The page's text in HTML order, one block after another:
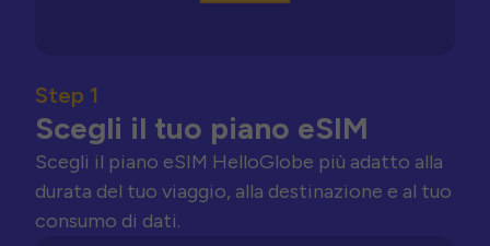
Step 1
Scegli il tuo piano eSIM
Scegli il piano eSIM HelloGlobe più adatto alla
durata del tuo viaggio, alla destinazione e al tuo
consumo di dati.